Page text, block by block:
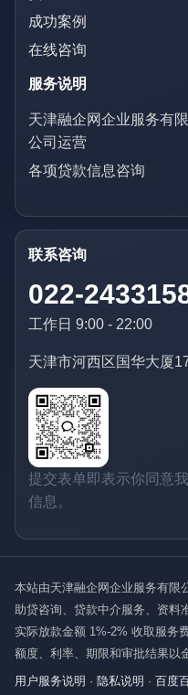
成功案例
在线咨询
服务说明
天津融企网企业服务有限
公司运营
各项贷款信息咨询
联系咨询
022-
工作日 9:00 - 22:00
天津市河西区国华大厦
提交表单即表示你同意
信息。
本站由天津融企网企业服务有限
助贷咨询、贷款中介服务、资料
实际放款金额 1%-2% 收取服务
额度、利率、期限和审批结果以
用户服务说明 · 隐私说明 · 百度